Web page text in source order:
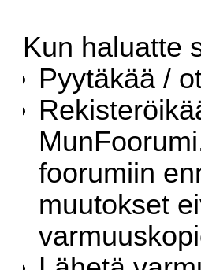
Kun haluatte
Pyytäkää /
foorumiin
muutokset